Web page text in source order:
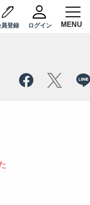
員登録 ログイン